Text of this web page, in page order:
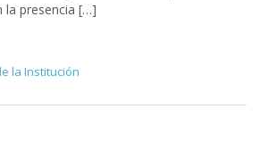
la presencia […]
la Institución